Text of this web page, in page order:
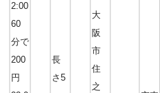
2:00
60
分で
200
円
長
さ5
大
阪
市
住
之